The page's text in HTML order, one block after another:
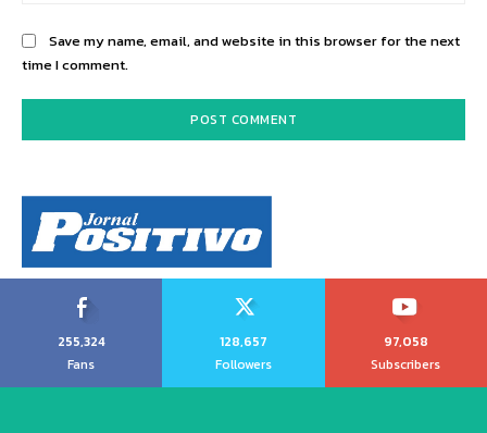
Save my name, email, and website in this browser for the next
time I comment.
255,324
Fans
128,657
Followers
97,058
Subscribers